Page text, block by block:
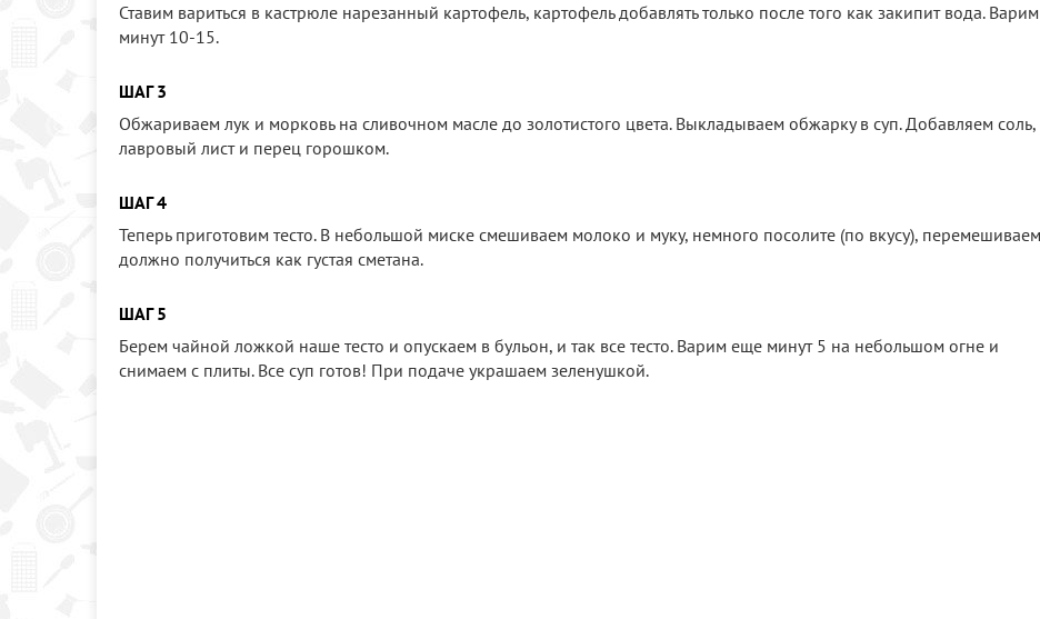
Ставим вариться в кастрюле нарезанный картофель, картофель добавлять только после того как закипит вода. Варим
минут 10-15.
ШАГ 3
Обжариваем лук и морковь на сливочном масле до золотистого цвета. Выкладываем обжарку в суп. Добавляем соль,
лавровый лист и перец горошком.
ШАГ 4
Теперь приготовим тесто. В небольшой миске смешиваем молоко и муку, немного посолите (по вкусу),
должно получиться как густая сметана.
ШАГ 5
Берем чайной ложкой наше тесто и опускаем в бульон, и так все тесто. Варим еще минут 5 на небольшом огне и
снимаем с плиты. Все суп готов! При подаче украшаем зеленушкой.